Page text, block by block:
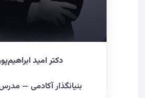
دکتر امید
بنیانگذار آکادمی —